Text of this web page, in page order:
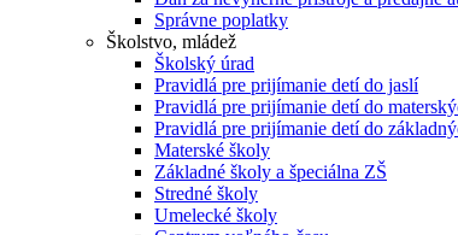
Správne poplatky
Školstvo, mládež
Školský úrad
Pravidlá pre prijímanie detí do jaslí
Pravidlá pre prijímanie detí do
Pravidlá pre prijímanie detí do
Materské školy
Základné školy a špeciálna ZŠ
Stredné školy
Umelecké školy